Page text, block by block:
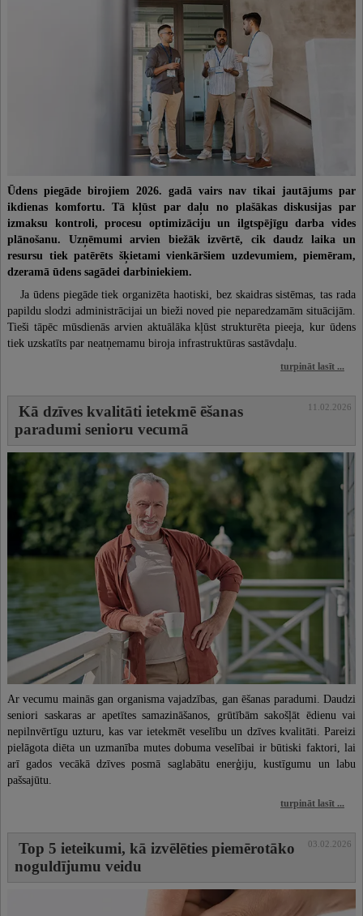
Ūdens piegāde birojiem 2026. gadā vairs nav tikai jautājums par
ikdienas komfortu. Tā kļūst par daļu no plašākas diskusijas par
izmaksu kontroli, procesu optimizāciju un ilgtspējīgu darba vides
plānošanu. Uzņēmumi arvien biežāk izvērtē, cik daudz laika un
resursu tiek patērēts šķietami vienkāršiem uzdevumiem, piemēram,
dzeramā ūdens sagādei darbiniekiem.
Ja ūdens piegāde tiek organizēta haotiski, bez skaidras sistēmas, tas rada
papildu slodzi administrācijai un bieži noved pie neparedzamām situācijām.
Tieši tāpēc mūsdienās arvien aktuālāka kļūst strukturēta pieeja, kur ūdens
tiek uzskatīts par neatņemamu biroja infrastruktūras sastāvdaļu.
turpināt lasīt ...
Kā dzīves kvalitāti ietekmē ēšanas
paradumi senioru vecumā
11.02.2026
Ar vecumu mainās gan organisma vajadzības, gan ēšanas paradumi. Daudzi
seniori saskaras ar apetītes samazināšanos, grūtībām sakošļāt ēdienu vai
nepilnvērtīgu uzturu, kas var ietekmēt veselību un dzīves kvalitāti. Pareizi
pielāgota diēta un uzmanība mutes dobuma veselībai ir būtiski faktori, lai
arī gados vecākā dzīves posmā saglabātu enerģiju, kustīgumu un labu
pašsajūtu.
turpināt lasīt ...
Top 5 ieteikumi, kā izvēlēties piemērotāko
noguldījumu veidu
03.02.2026